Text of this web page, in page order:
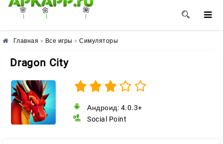
🌸 🌼 🌺
Главная » Все игры » Симуляторы
Dragon City
Андроид: 4.0.3+
Social Point